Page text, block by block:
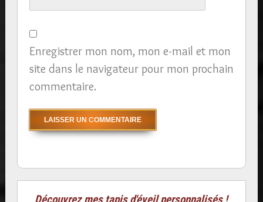
Enregistrer mon nom, mon e-mail et mon
site dans le navigateur pour mon prochain
commentaire.
Découvrez mes tapis d'éveil personnalisés !